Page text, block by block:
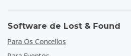
Software de Lost & Found
Para Os Concellos